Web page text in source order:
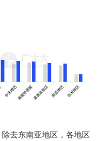
去东南亚地区，各地区